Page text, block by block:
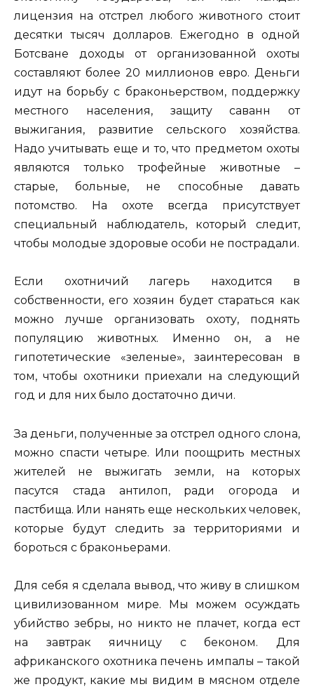
лицензия на отстрел любого животного стоит
десятки тысяч долларов. Ежегодно в одной
Ботсване доходы от организованной охоты
составляют более 20 миллионов евро. Деньги
идут на борьбу с браконьерством, поддержку
местного населения, защиту саванн от
выжигания, развитие сельского хозяйства.
Надо учитывать еще и то, что предметом охоты
являются только трофейные животные –
старые, больные, не способные давать
потомство. На охоте всегда присутствует
специальный наблюдатель, который следит,
чтобы молодые здоровые особи не пострадали.
Если охотничий лагерь находится в
собственности, его хозяин будет стараться как
можно лучше организовать охоту, поднять
популяцию животных. Именно он, а не
гипотетические «зеленые», заинтересован в
том, чтобы охотники приехали на следующий
год и для них было достаточно дичи.
За деньги, полученные за отстрел одного слона,
можно спасти четыре. Или поощрить местных
жителей не выжигать земли, на которых
пасутся стада антилоп, ради огорода и
пастбища. Или нанять еще нескольких человек,
которые будут следить за территориями и
бороться с браконьерами.
Для себя я сделала вывод, что живу в слишком
цивилизованном мире. Мы можем осуждать
убийство зебры, но никто не плачет, когда ест
на завтрак яичницу с беконом. Для
африканского охотника печень импалы – такой
же продукт, какие мы видим в мясном отделе